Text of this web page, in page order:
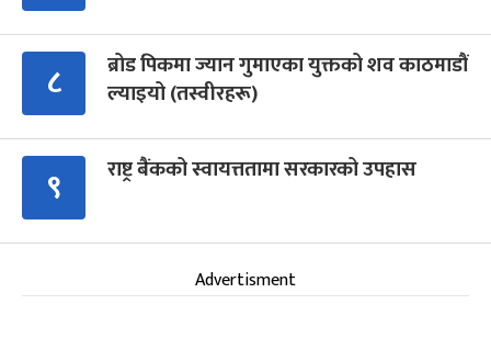
८
ब्रोड पिकमा ज्यान गुमाएका युक्तको शव काठमाडौं
ल्याइयो (तस्वीरहरू)
९ राष्ट्र बैंकको स्वायत्ततामा सरकारको उपहास
Advertisment